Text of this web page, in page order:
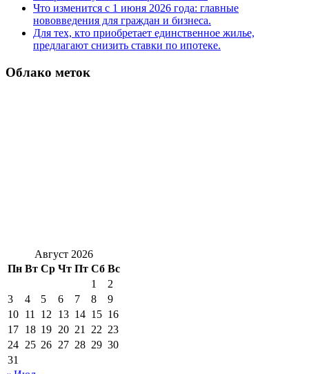
Что изменится с 1 июня 2026 года: главные
нововведения для граждан и бизнеса.
Для тех, кто приобретает единственное жилье,
предлагают снизить ставки по ипотеке.
Облако меток
Август 2026
Пн Вт Ср Чт Пт Сб Вс
1
2
3
4 5 6 7 8
9
10 11 12 13 14 15 16
17 18 19 20 21 22 23
24 25 26 27 28 29 30
31